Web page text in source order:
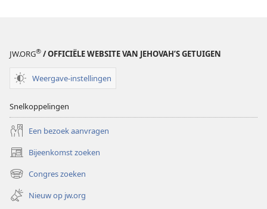
JW.ORG® / OFFICIËLE WEBSITE VAN JEHOVAH’S GETUIGEN
Weergave-instellingen
Snelkoppelingen
Een bezoek aanvragen
Bijeenkomst zoeken
(opent
nieuw
venster)
Congres zoeken
(opent
nieuw
venster)
Nieuw op jw.org